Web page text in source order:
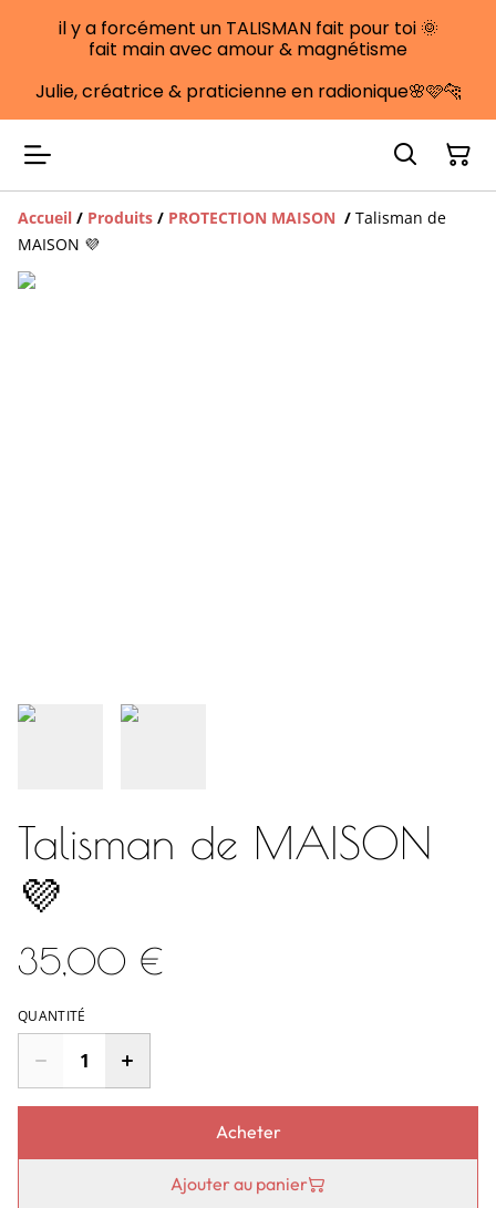
il y a forcément un TALISMAN fait pour toi 🌞
fait main avec amour & magnétisme
Julie, créatrice & praticienne en radionique🌸🩷🐆
Accueil / Produits / PROTECTION MAISON / Talisman de
MAISON 💜
Talisman de MAISON
💜
35,00 €
QUANTITÉ
Acheter
Ajouter au panier